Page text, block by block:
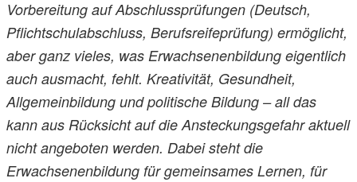
Vorbereitung auf Abschlussprüfungen (Deutsch,
Pflichtschulabschluss, Berufsreifeprüfung) ermöglicht,
aber ganz vieles, was Erwachsenenbildung eigentlich
auch ausmacht, fehlt. Kreativität, Gesundheit,
Allgemeinbildung und politische Bildung – all das
kann aus Rücksicht auf die Ansteckungsgefahr aktuell
nicht angeboten werden. Dabei steht die
Erwachsenenbildung für gemeinsames Lernen, für